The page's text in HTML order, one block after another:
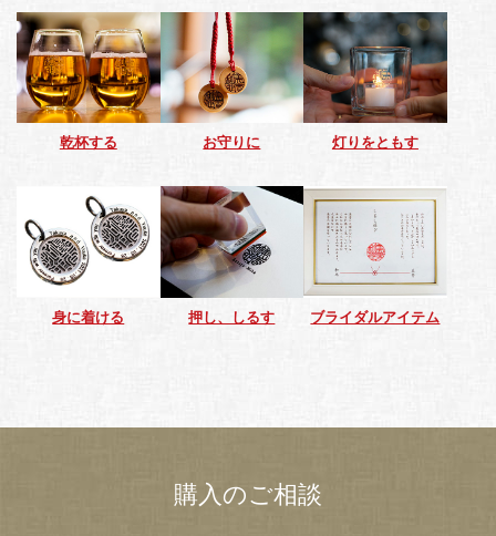
乾杯する お守りに 灯りをともす
身に着ける 押し、しるす ブライダルアイテム
購入のご相談